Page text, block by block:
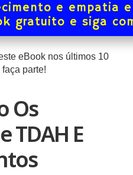
e empatia
gratuito e siga
eBook nos últimos 10
parte!
Os
TDAH E